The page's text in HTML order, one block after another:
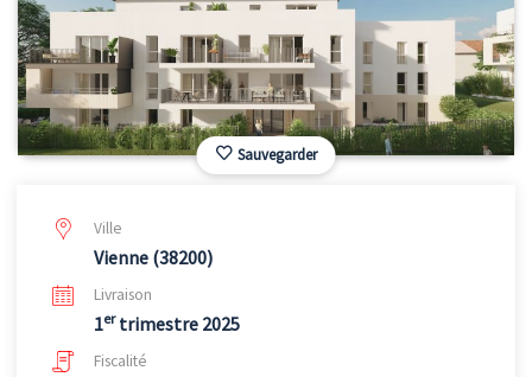
Sauvegarder
Ville
Vienne (38200)
Livraison
1ertrimestre 2025
Fiscalité